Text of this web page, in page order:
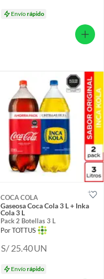
Envíorápido
COCA COLA
Gaseosa Coca Cola 3 L + Inka
Cola 3 L
Pack 2 Botellas 3 L
Por TOTTUS
S/ 25.40UN
Envíorápido